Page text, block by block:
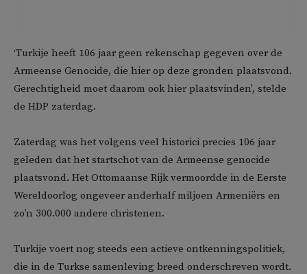
‘Turkije heeft 106 jaar geen rekenschap gegeven over de
Armeense Genocide, die hier op deze gronden plaatsvond.
Gerechtigheid moet daarom ook hier plaatsvinden’, stelde
de HDP zaterdag.
Zaterdag was het volgens veel historici precies 106 jaar
geleden dat het startschot van de Armeense genocide
plaatsvond. Het Ottomaanse Rijk vermoordde in de Eerste
Wereldoorlog ongeveer anderhalf miljoen Armeniërs en
zo’n 300.000 andere christenen.
Turkije voert nog steeds een actieve ontkenningspolitiek,
die in de Turkse samenleving breed onderschreven wordt.